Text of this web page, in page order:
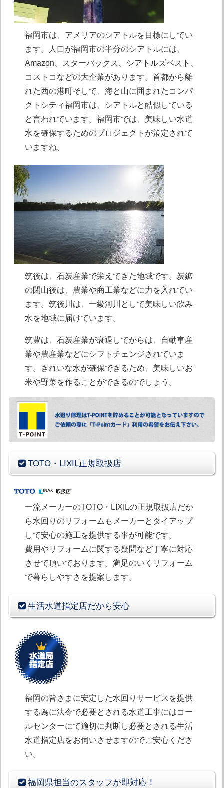
福岡市は、アメリアのシアトルを目標にしてい
ます。人口が福岡市の半分のシアトルには、
Amazon、スターバックス、シアトルズベスト、
コストコなどの大企業があります。首都から離
れた西の港町そして、海と山に囲まれたコンパ
クトシティ福岡市は、シアトルと酷似している
と言われています。福岡市では、美味しい水道
水を確保するためのプロジェクトが策定されて
いますね。
筑後は、石炭産業で栄えてきた地域です。炭鉱
の閉山後は、農業や商工業などに力を入れてい
ます。筑後川は、一級河川として美味しい飲み
水を地域に届けています。
筑豊は、石炭産業が衰退してからは、自動車産
業や農産業などにシフトチェンジされていま
す。きれいな水が確保できるため、美味しいお
米や野菜を作ることができるのでしょう。
TOTO・LIXIL正規取扱店
一流メーカーのTOTO・LIXILの正規取扱店だか
ら水回りのリフォームもメーカーとタイアップ
して安心の施工を提供する事が可能です。
費用やリフォームに関する疑問など丁寧に対応
させて頂いております。満足のいくリフォーム
で暮らしやすさを提案します。
生活水道指定店だから安心
福岡の皆さまに安定した水回りサービスを提供
する為に法令で必要とされる水道工事にはコー
ルセンターにて適切に判断し必要とされる生活
水道指定店をお伺いさせますのでご安心くださ
い。
福岡県担当のスタッフが即対応！